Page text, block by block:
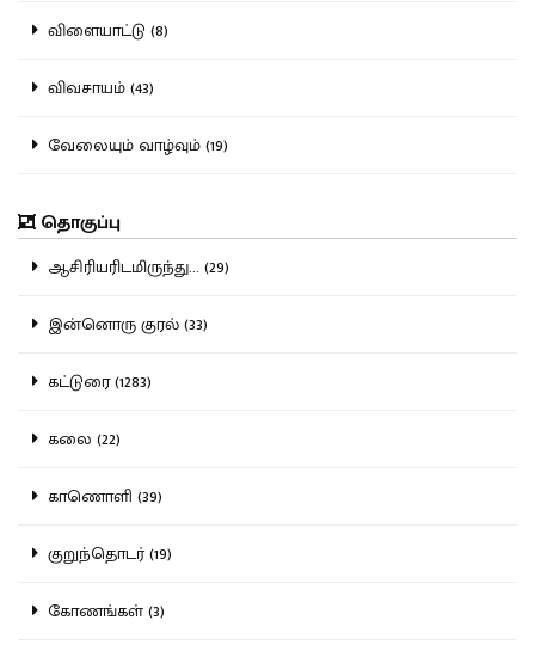
விளையாட்டு (8)
விவசாயம் (43)
வேலையும் வாழ்வும் (19)
தொகுப்பு
ஆசிரியரிடமிருந்து... (29)
இன்னொரு குரல் (33)
கட்டுரை (1283)
கலை (22)
காணொளி (39)
குறுந்தொடர் (19)
கோணங்கள் (3)